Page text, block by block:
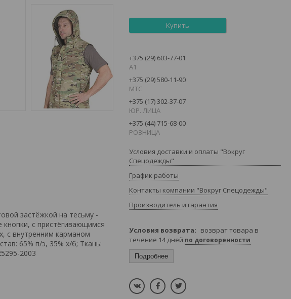
застёжкой на тесьму -
с пристёгивающимся
с внутренним карманом
65% п/э, 35% х/б; Ткань:
2003
Купить
+375 (29) 603-77-01
А1
+375 (29) 580-11-90
MTC
+375 (17) 302-37-07
ЮР. ЛИЦА
+375 (44) 715-68-00
РОЗНИЦА
Условия доставки и оплаты "Вокруг
Спецодежды"
График работы
Контакты компании "Вокруг Спецодежды"
Производитель и гарантия
возврат товара в
течение 14 дней по договоренности
Подробнее